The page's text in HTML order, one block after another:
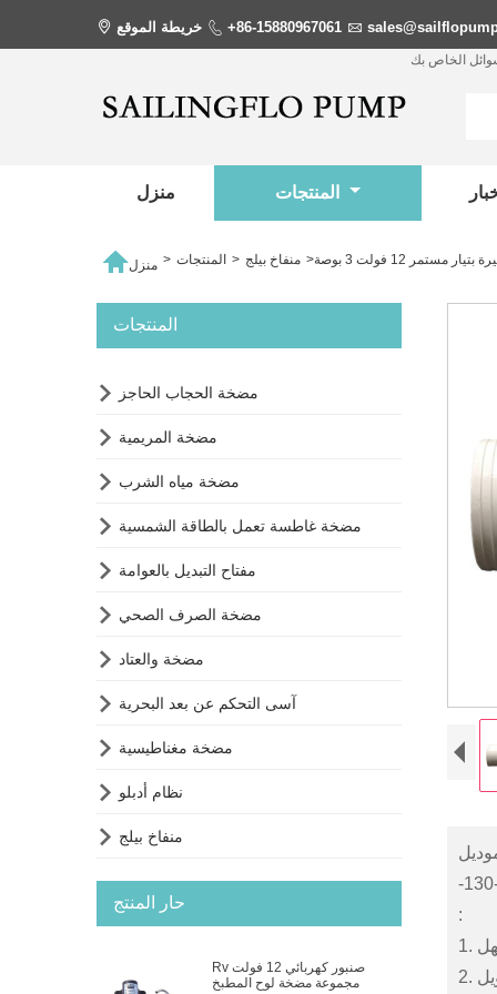
 خريطة الموقع  +86-15880967061 
الخاص بك
منزل
منزل > المنتجات > منفاخ بيلج > مستمر 12 فولت 3 بوصة
:
المنتجات
 مضخة الحجاب الحاجز
 مضخة المريمية
 مضخة مياه الشرب
 مضخة غاطسة تعمل بالطاقة الشمسية
 مفتاح التبديل بالعوامة
 مضخة الصرف الصحي
 مضخة والعتاد
 آسى التحكم عن بعد البحرية
 مضخة مغناطيسية
 نظام أدبلو
 منفاخ بيلج
حار المنتج
Rv صنبور كهربائي 12 فولت
مجموعة مضخة لوح المطبخ